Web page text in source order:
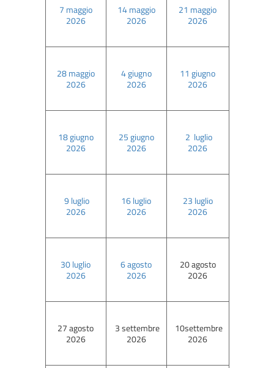
7 maggio
2026
14 maggio
2026
21 maggio
2026
28 maggio
2026
4 giugno
2026
11 giugno
2026
18 giugno
2026
25 giugno
2026
2 luglio
2026
9 luglio
2026
16 luglio
2026
23 luglio
2026
30 luglio
2026
6 agosto
2026
20 agosto
2026
27 agosto
2026
3 settembre
2026
10settembre
2026